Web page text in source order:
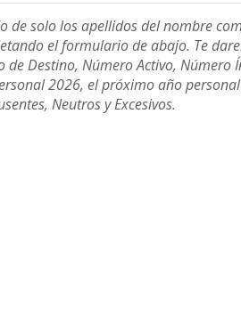
de solo los apellidos del nombre
el formulario de abajo. Te
Destino, Número Activo, Número
2026, el próximo año
Neutros y Excesivos.